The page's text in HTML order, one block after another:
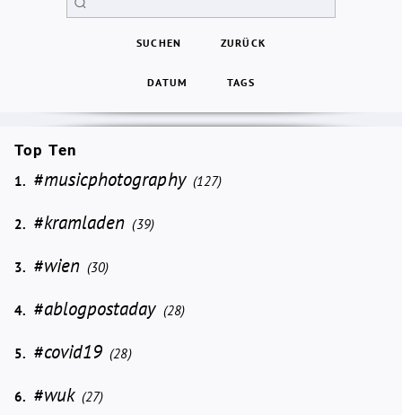
SUCHEN ZURÜCK
DATUM TAGS
Top Ten
1. #musicphotography (127)
2. #kramladen (39)
3. #wien (30)
4. #ablogpostaday (28)
5. #covid19 (28)
6. #wuk (27)